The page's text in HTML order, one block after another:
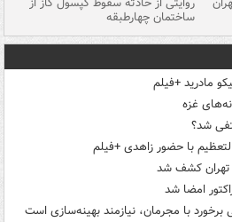
ساختمان چهارطبقه
مادرید +فیلم
غزه
شد؟
با حضور زاهدی +فیلم
تهران کشف شد
امضا شد
با مجرمان، نیازمند بهینه‌سازی است